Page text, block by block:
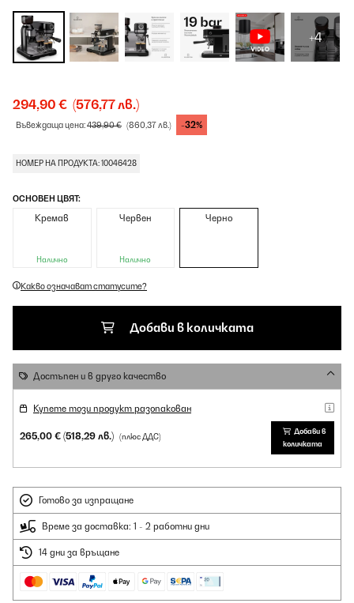
+4
294,90 € (576,77 лв.)
Въвеждаща цена:439,90 € (860,37 лв.) -32%
НОМЕР НА ПРОДУКТА: 10046428
ОСНОВЕН ЦВЯТ:
Кремав
Налично
Червен
Налично
Черно
Какво означават статусите?
Добави в количката
Достъпен и в друго качество
Купете този продукт разопакован
265,00 € (518,29 лв.) (плюс ДДС)
Добави в
количката
Готово за изпращане
Време за доставка: 1 - 2 работни дни
14 дни за връщане